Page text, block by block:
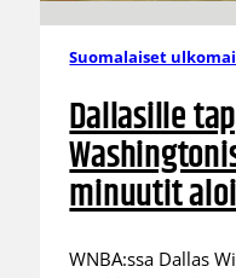
Suomalaiset
Dallasille
minuutit
WNBA:ssa Dallas